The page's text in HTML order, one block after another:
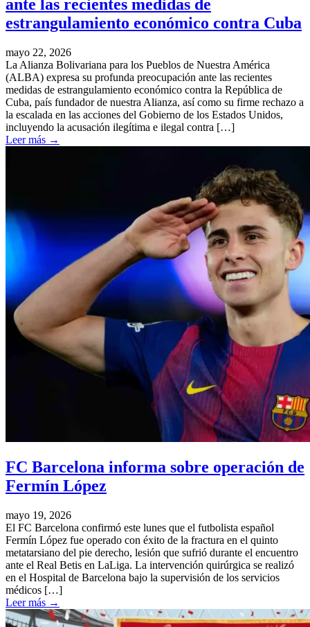
ante las recientes medidas de
estrangulamiento económico contra Cuba
mayo 22, 2026
La Alianza Bolivariana para los Pueblos de Nuestra América
(ALBA) expresa su profunda preocupación ante las recientes
medidas de estrangulamiento económico contra la República de
Cuba, país fundador de nuestra Alianza, así como su firme rechazo a
la escalada en las acciones del Gobierno de los Estados Unidos,
incluyendo la acusación ilegítima e ilegal contra […]
Leer más →
FC Barcelona informa sobre operación de
Fermín López
mayo 19, 2026
El FC Barcelona confirmó este lunes que el futbolista español
Fermín López fue operado con éxito de la fractura en el quinto
metatarsiano del pie derecho, lesión que sufrió durante el encuentro
ante el Real Betis en LaLiga. La intervención quirúrgica se realizó
en el Hospital de Barcelona bajo la supervisión de los servicios
médicos […]
Leer más →